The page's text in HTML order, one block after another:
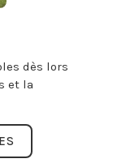
dès lors
et la